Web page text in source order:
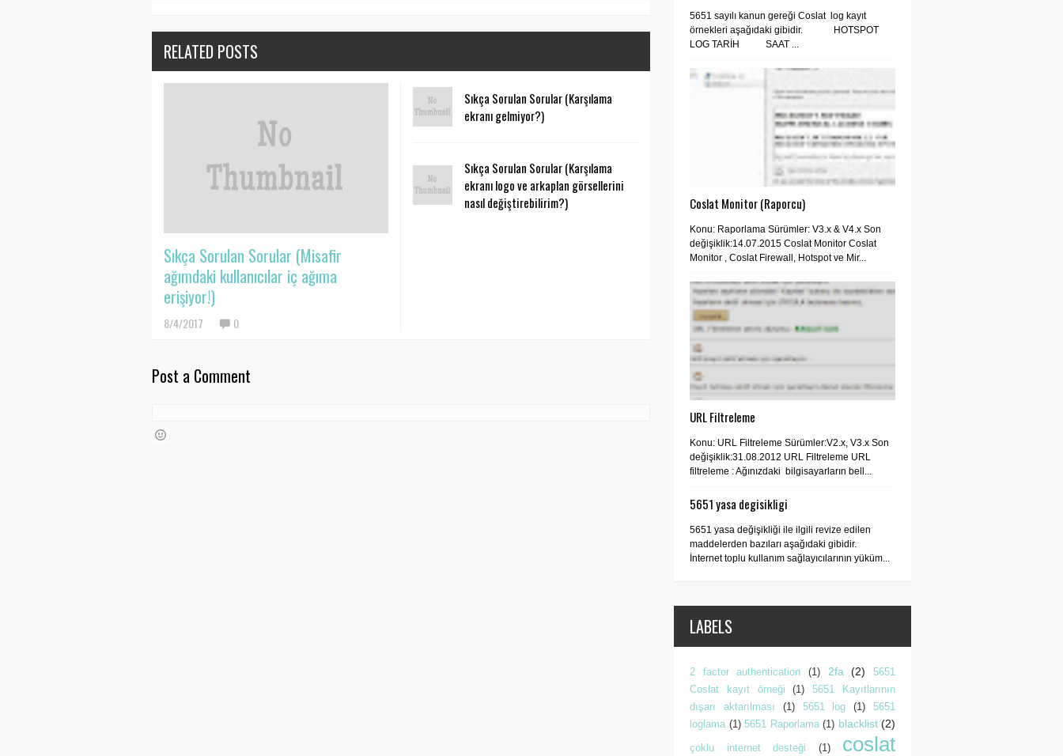
RELATED POSTS
Sıkça Sorulan Sorular (Misafir
ağımdaki kullanıcılar iç ağıma
erişiyor!)
8/4/2017 0
Sıkça Sorulan Sorular (Karşılama
ekranı gelmiyor?)
Sıkça Sorulan Sorular (Karşılama
ekranı logo ve arkaplan görsellerini
nasıl değiştirebilirim?)
Post a Comment
5651 sayılı kanun gereği Coslat log kayıt
örnekleri aşağıdaki gibidir. HOTSPOT
LOG TARİH SAAT ...
Coslat Monitor (Raporcu)
Konu: Raporlama Sürümler: V3.x & V4.x Son
değişiklik:14.07.2015 Coslat Monitor Coslat
Monitor , Coslat Firewall, Hotspot ve Mir...
URL Filtreleme
Konu: URL Filtreleme Sürümler:V2.x, V3.x Son
değişiklik:31.08.2012 URL Filtreleme URL
filtreleme : Ağınızdaki bilgisayarların bell...
5651 yasa degisikligi
5651 yasa değişikliği ile ilgili revize edilen
maddelerden bazıları aşağıdaki gibidir.
İnternet toplu kullanım sağlayıcılarının yüküm...
LABELS
2 factor authentication (1) 2fa (2)
5651
Coslat kayıt örneği
(1)
5651 Kayıtlarının
dışarı aktarılması
(1) 5651 log (1)
5651
loglama (1) 5651 Raporlama (1) blacklist (2)
çoklu internet desteği (1)
coslat